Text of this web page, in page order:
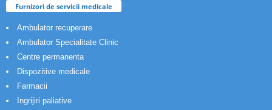
Furnizori de servicii medicale
Ambulator recuperare
Ambulator Specialitate Clinic
Centre permanenta
Dispozitive medicale
Farmacii
Ingrijiri paliative